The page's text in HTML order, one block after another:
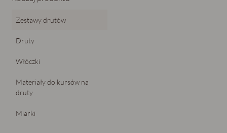
Zestawy drutów
Druty
Włóczki
Materiały do kursów na
druty
Miarki